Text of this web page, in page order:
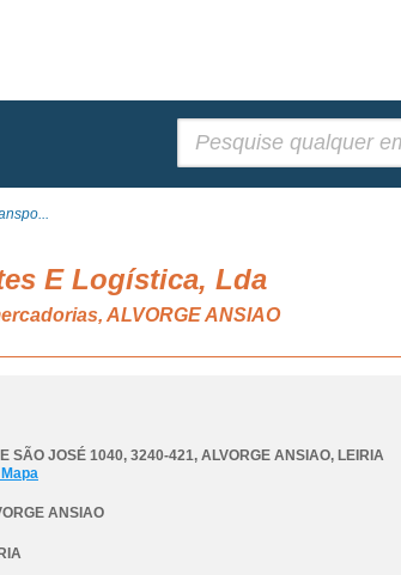
E Logística, Lda
ALVORGE ANSIAO
SÃO JOSÉ 1040, 3240-421, ALVORGE ANSIAO, LEIRIA
ANSIAO